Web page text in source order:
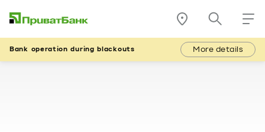
Bank operation during blackouts More details